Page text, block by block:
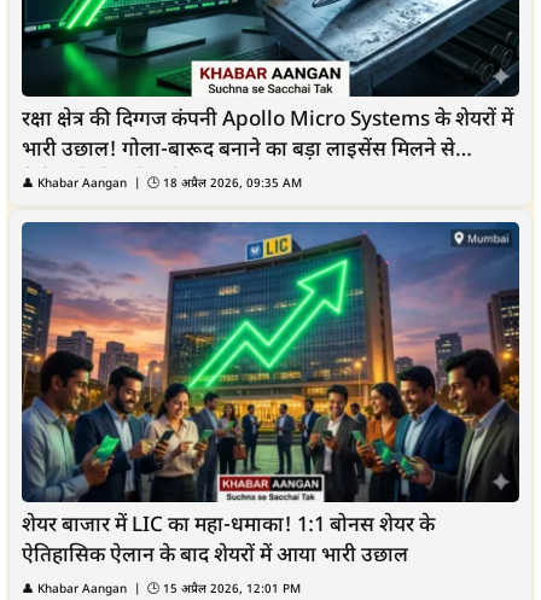
रक्षा क्षेत्र की दिग्गज कंपनी Apollo Micro Systems के शेयरों में
भारी उछाल! गोला-बारूद बनाने का बड़ा लाइसेंस मिलने से
निवेशकों की हुई चांदी
👤 Khabar Aangan | 🕒 18 अप्रैल 2026, 09:35 AM
शेयर बाजार में LIC का महा-धमाका! 1:1 बोनस शेयर के
ऐतिहासिक ऐलान के बाद शेयरों में आया भारी उछाल
👤 Khabar Aangan | 🕒 15 अप्रैल 2026, 12:01 PM